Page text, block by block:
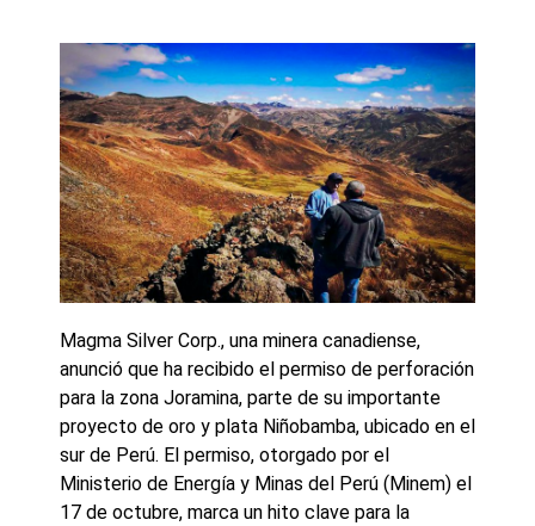
Magma Silver Corp., una minera canadiense,
anunció que ha recibido el permiso de perforación
para la zona Joramina, parte de su importante
proyecto de oro y plata Niñobamba, ubicado en el
sur de Perú. El permiso, otorgado por el
Ministerio de Energía y Minas del Perú (Minem) el
17 de octubre, marca un hito clave para la